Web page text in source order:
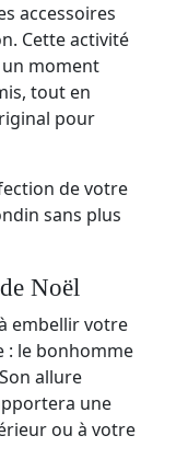
accessoires
Cette activité
moment
tout en
pour
de votre
sans plus
Noël
embellir votre
: le bonhomme
allure
une
ou à votre